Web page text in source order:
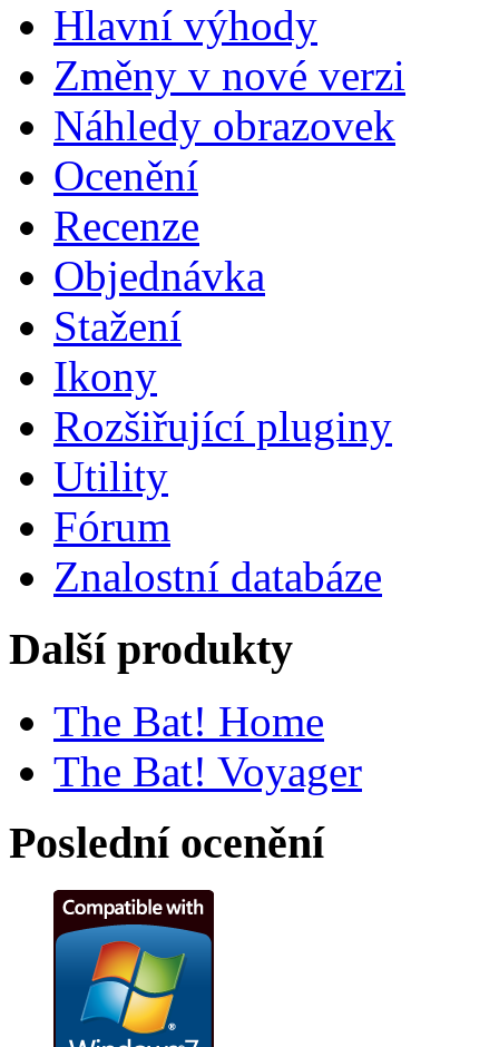
Hlavní výhody
Změny v nové verzi
Náhledy obrazovek
Ocenění
Recenze
Objednávka
Stažení
Ikony
Rozšiřující pluginy
Utility
Fórum
Znalostní databáze
Další produkty
The Bat! Home
The Bat! Voyager
Poslední ocenění